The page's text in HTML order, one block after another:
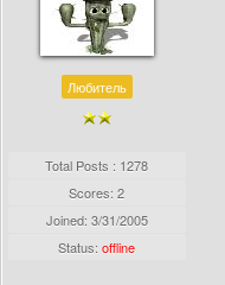
Любитель
Total Posts : 1278
Scores: 2
Joined: 3/31/2005
Status:offline